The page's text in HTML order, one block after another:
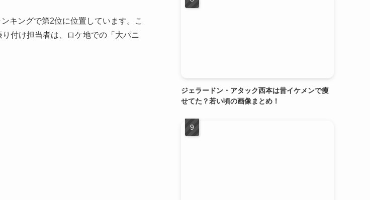
キングで第2位に位置しています。こ
付け担当者は、ロケ地での「大パニ
ジェラードン・アタック西本は昔イケメンで痩
せてた？若い頃の画像まとめ！